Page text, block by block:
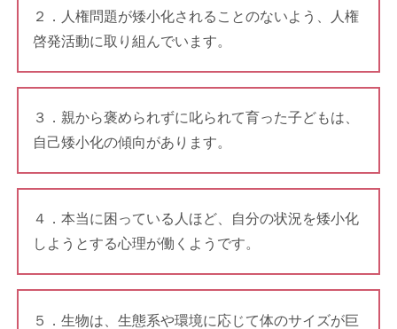
２．人権問題が矮小化されることのないよう、人権
啓発活動に取り組んでいます。
３．親から褒められずに叱られて育った子どもは、
自己矮小化の傾向があります。
４．本当に困っている人ほど、自分の状況を矮小化
しようとする心理が働くようです。
５．生物は、生態系や環境に応じて体のサイズが巨